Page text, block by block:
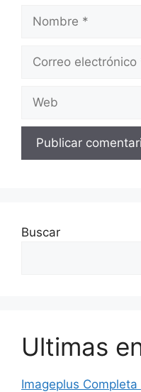
electrónico
Buscar
Ultimas
Imageplus Completa